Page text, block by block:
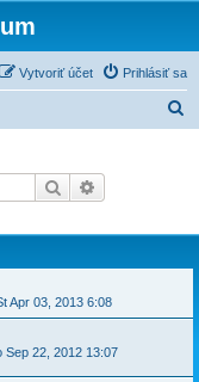
Prihlásiť sa
Vytvoriť účet
Hľadať
Apr 03, 2013 6:08
Sep 22, 2012 13:07